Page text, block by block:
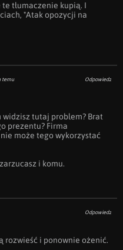
tłumaczenie kupią. I
"Atak opozycji na
temu Odpowiedz
widzisz tutaj problem? Brat
prezentu? Firma
może tego wykorzystać
i komu.
Odpowiedz
rozwieść i ponownie ożenić.